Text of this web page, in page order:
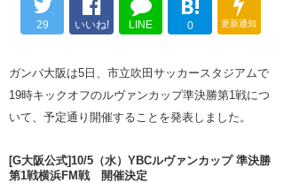
29 いいね! LINE 0 更新通知
ガンバ大阪は5日、市立吹田サッカースタジアムで
19時キックオフのルヴァンカップ準決勝第1戦につ
いて、予定通り開催することを発表しました。
[G大阪公式]10/5（水）YBCルヴァンカップ 準決勝
第1戦横浜FM戦 開催決定